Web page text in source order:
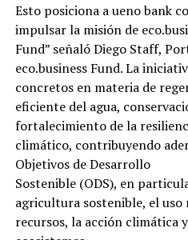
Esto posiciona a ueno bank
impulsar la misión de
Fund” señaló Diego Staff,
eco.business Fund. La
concretos en materia de
eficiente del agua,
fortalecimiento de la
climático, contribuyendo
Objetivos de Desarrollo
Sostenible (ODS), en
agricultura sostenible, el uso
recursos, la acción climática